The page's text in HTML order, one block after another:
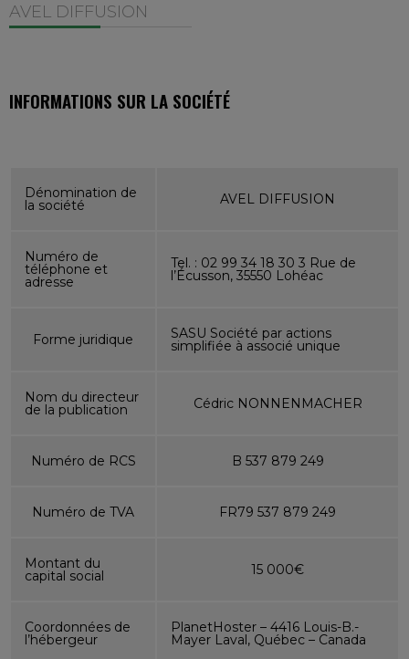
AVEL DIFFUSION
INFORMATIONS SUR LA SOCIÉTÉ
Dénomination de
la société AVEL DIFFUSION
Numéro de
téléphone et
adresse
Tel. : 02 99 34 18 30 3 Rue de
l’Écusson, 35550 Lohéac
Forme juridique SASU Société par actions
simplifiée à associé unique
Nom du directeur
de la publication Cédric NONNENMACHER
Numéro de RCS B 537 879 249
Numéro de TVA FR79 537 879 249
Montant du
capital social 15 000€
Coordonnées de
l’hébergeur
PlanetHoster – 4416 Louis-B.-
Mayer Laval, Québec – Canada